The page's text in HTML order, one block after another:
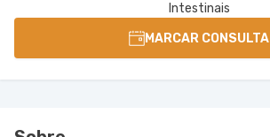
Intestinais
MARCAR CONSULTA